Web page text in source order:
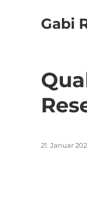
Gabi
Veröffentlicht
21. Januar